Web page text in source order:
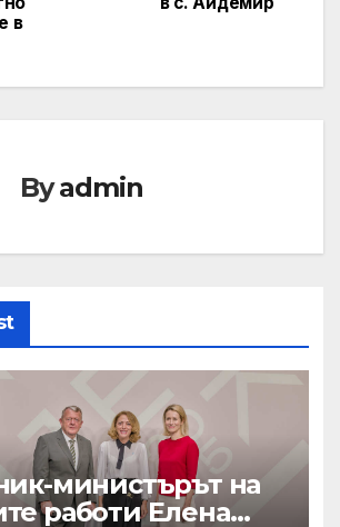
в
Byadmin
министърът на
работи Елена